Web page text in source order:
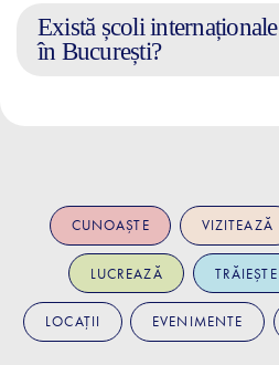
Există școli
în București?
CUNOAȘTE VIZITEAZĂ
LUCREAZĂ TRĂIEȘTE
LOCAȚII EVENIMENTE